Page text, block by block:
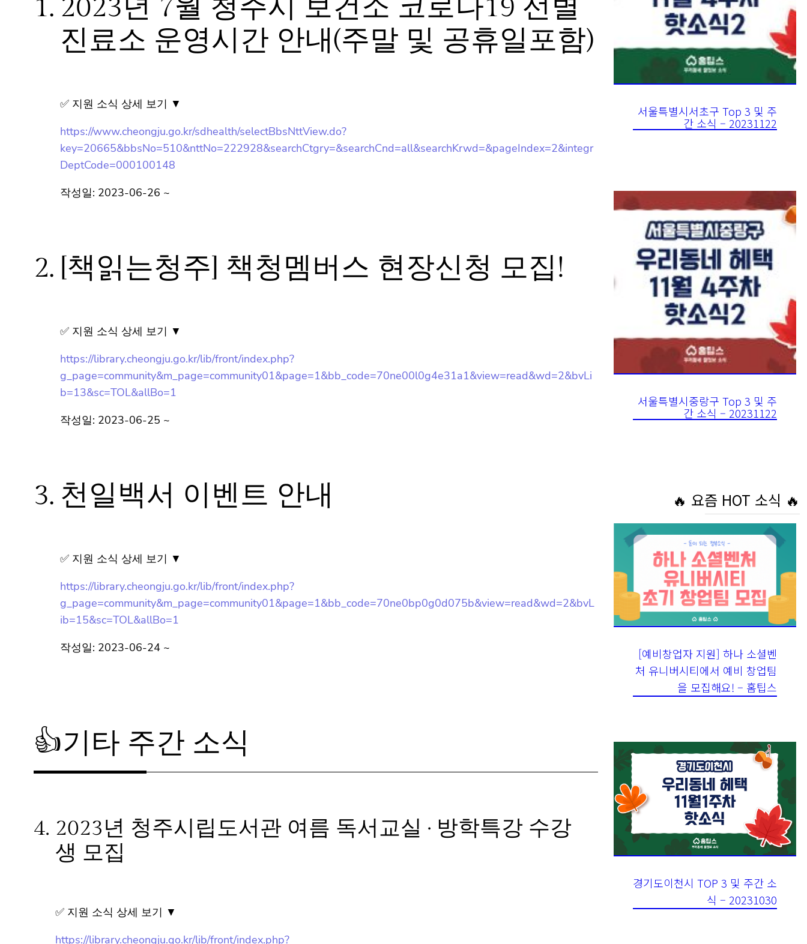
1. 2023년 7월 청주시 보건소 코로나19 선별
진료소 운영시간 안내(주말 및 공휴일포함)
✅ 지원 소식 상세 보기 ▼
https://www.cheongju.go.kr/sdhealth/selectBbsNttView.do?
key=20665&bbsNo=510&nttNo=222928&searchCtgry=&searchCnd=all&searchKrwd=&pageIndex=2&integr
DeptCode=000100148
작성일: 2023-06-26 ~
2. [책읽는청주] 책청멤버스 현장신청 모집!
✅ 지원 소식 상세 보기 ▼
https://library.cheongju.go.kr/lib/front/index.php?
g_page=community&m_page=community01&page=1&bb_code=70ne00l0g4e31a1&view=read&wd=2&bvLi
b=13&sc=TOL&allBo=1
작성일: 2023-06-25 ~
3. 천일백서 이벤트 안내
✅ 지원 소식 상세 보기 ▼
https://library.cheongju.go.kr/lib/front/index.php?
g_page=community&m_page=community01&page=1&bb_code=70ne0bp0g0d075b&view=read&wd=2&bvL
ib=15&sc=TOL&allBo=1
작성일: 2023-06-24 ~
👍기타 주간 소식
4. 2023년 청주시립도서관 여름 독서교실 · 방학특강 수강
생 모집
✅ 지원 소식 상세 보기 ▼
https://library.cheongju.go.kr/lib/front/index.php?
서울특별시서초구 Top 3 및 주
간 소식 – 20231122
서울특별시중랑구 Top 3 및 주
간 소식 – 20231122
🔥 요즘 HOT 소식 🔥
[예비창업자 지원] 하나 소셜벤
처 유니버시티에서 예비 창업팀
을 모집해요! – 홈팁스
경기도이천시 TOP 3 및 주간 소
식 – 20231030